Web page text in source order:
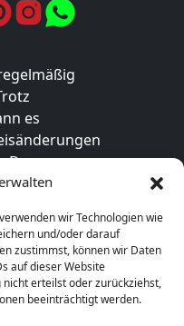
wir Technologien wie
und/oder darauf
zustimmst, können wir Daten
auf dieser Website
erteilst oder zurückziehst,
beeinträchtigt werden.
es
Der
die
Online-
Bitte
dem Kauf